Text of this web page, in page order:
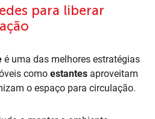
para liberar
é uma das melhores estratégias
como estantes aproveitam
o espaço para circulação.